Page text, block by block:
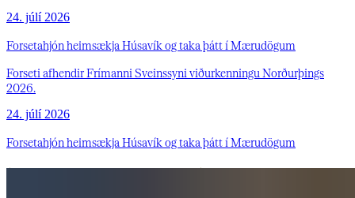
24. júlí 2026
Forsetahjón heimsækja Húsavík og taka þátt í Mærudögum
Forseti afhendir Frímanni Sveinssyni viðurkenningu Norðurþings
2026.
24. júlí 2026
Forsetahjón heimsækja Húsavík og taka þátt í Mærudögum